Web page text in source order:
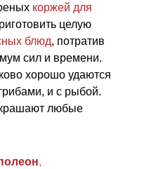
коржей для
целую
блюд, потратив
сил и времени.
хорошо удаются
и с рыбой.
любые
,